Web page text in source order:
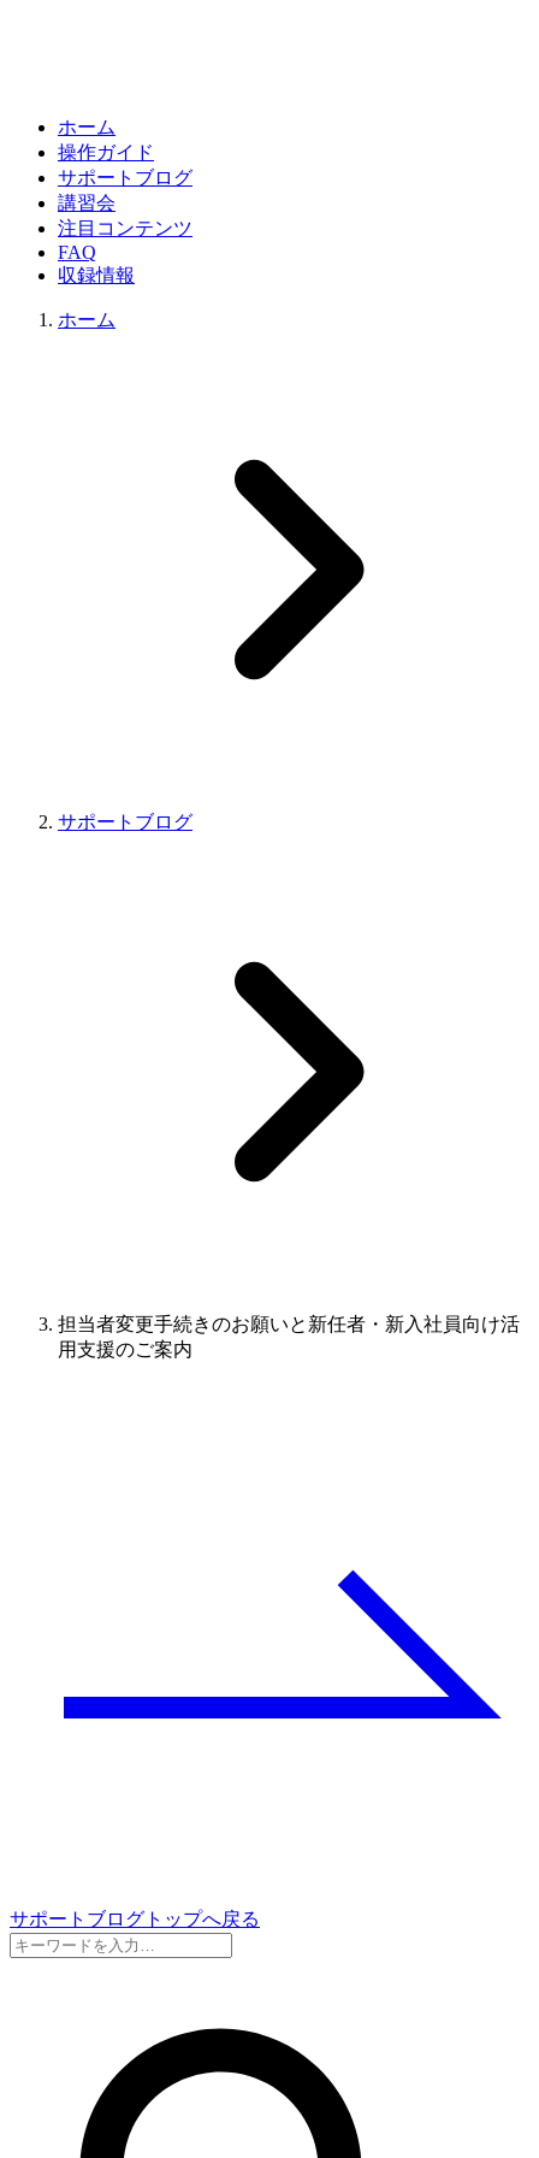
ホーム
操作ガイド
サポートブログ
講習会
注目コンテンツ
FAQ
収録情報
ホーム
サポートブログ
担当者変更手続きのお願いと新任者・新入社員向け活
用支援のご案内
サポートブログトップへ戻る